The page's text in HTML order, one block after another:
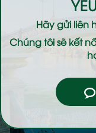
Hãy gửi liên
Chúng tôi sẽ kết